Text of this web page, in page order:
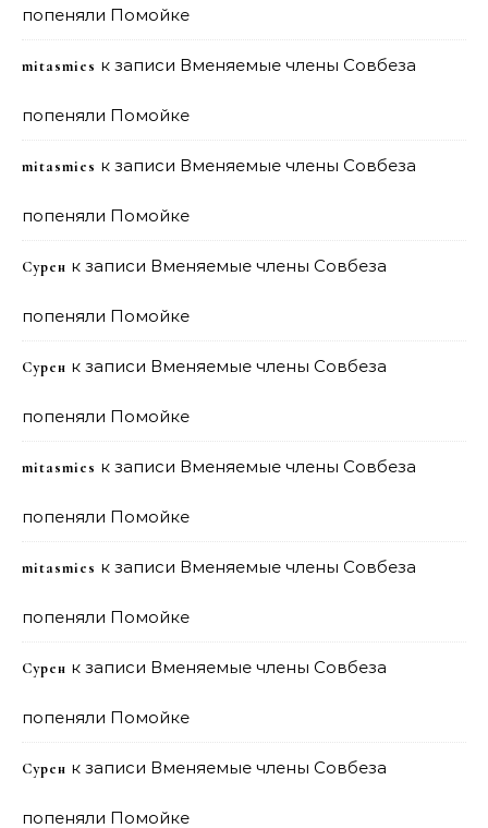
попеняли Помойке
mitasmies к записи Вменяемые члены Совбеза
попеняли Помойке
mitasmies к записи Вменяемые члены Совбеза
попеняли Помойке
Сурен к записи Вменяемые члены Совбеза
попеняли Помойке
Сурен к записи Вменяемые члены Совбеза
попеняли Помойке
mitasmies к записи Вменяемые члены Совбеза
попеняли Помойке
mitasmies к записи Вменяемые члены Совбеза
попеняли Помойке
Сурен к записи Вменяемые члены Совбеза
попеняли Помойке
Сурен к записи Вменяемые члены Совбеза
попеняли Помойке